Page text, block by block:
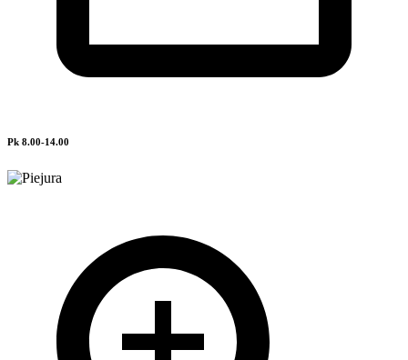
Pk 8.00-14.00